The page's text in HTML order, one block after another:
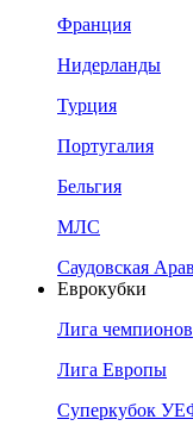
Франция
Нидерланды
Турция
Португалия
Бельгия
МЛС
Саудовская
Еврокубки
Лига чемпионов
Лига Европы
Суперкубок